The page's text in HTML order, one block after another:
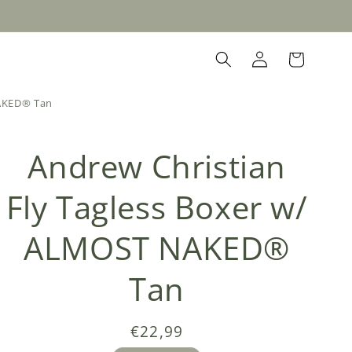
Inloggen
Winkelwagen
Tan
Andrew Christian
Fly Tagless Boxer w/
ALMOST NAKED®
Tan
Normale
€22,99